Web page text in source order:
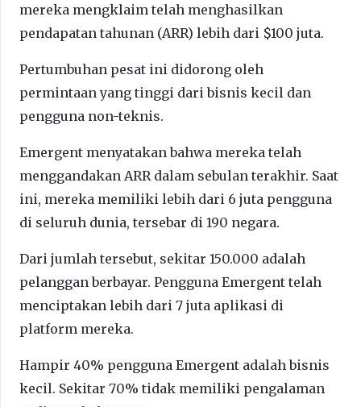
mereka mengklaim telah menghasilkan
pendapatan tahunan (ARR) lebih dari $100 juta.
Pertumbuhan pesat ini didorong oleh
permintaan yang tinggi dari bisnis kecil dan
pengguna non-teknis.
Emergent menyatakan bahwa mereka telah
menggandakan ARR dalam sebulan terakhir. Saat
ini, mereka memiliki lebih dari 6 juta pengguna
di seluruh dunia, tersebar di 190 negara.
Dari jumlah tersebut, sekitar 150.000 adalah
pelanggan berbayar. Pengguna Emergent telah
menciptakan lebih dari 7 juta aplikasi di
platform mereka.
Hampir 40% pengguna Emergent adalah bisnis
kecil. Sekitar 70% tidak memiliki pengalaman